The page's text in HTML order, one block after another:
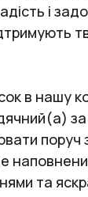
і
в нашу
за
поруч
та